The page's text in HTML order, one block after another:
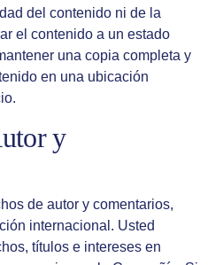
del contenido ni de la
el contenido a un estado
una copia completa y
en una ubicación
y
de autor y comentarios,
internacional. Usted
títulos e intereses en